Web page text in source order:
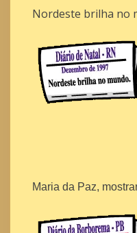
Nordeste brilha no
Maria da Paz,